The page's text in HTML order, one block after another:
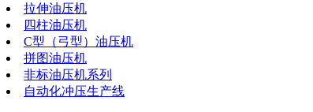
拉伸油压机
四柱油压机
C型（弓型）油压机
拼图油压机
非标油压机系列
自动化冲压生产线